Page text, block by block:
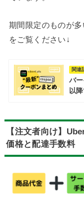
期間限定のものが
をご覧ください↓
関連
バ
以
【注文者向け】
価格と配達手数料